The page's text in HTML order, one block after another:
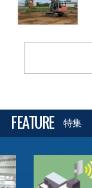
FEATURE 特集